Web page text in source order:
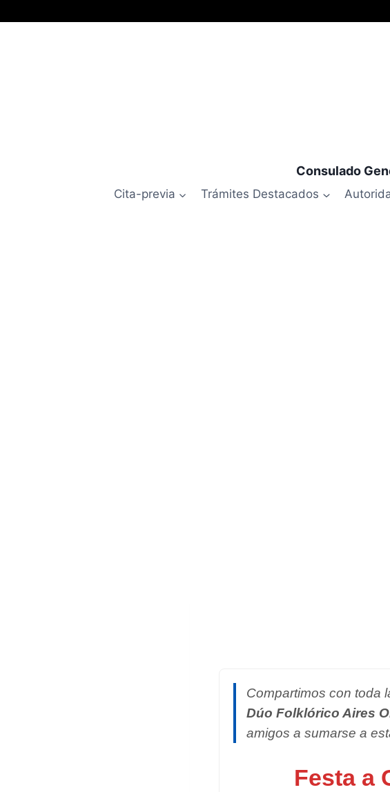
Consulado
Cita-previa Trámites Destacados
Compartimos con toda
Dúo Folklórico Aires
amigos a sumarse a
Festa a